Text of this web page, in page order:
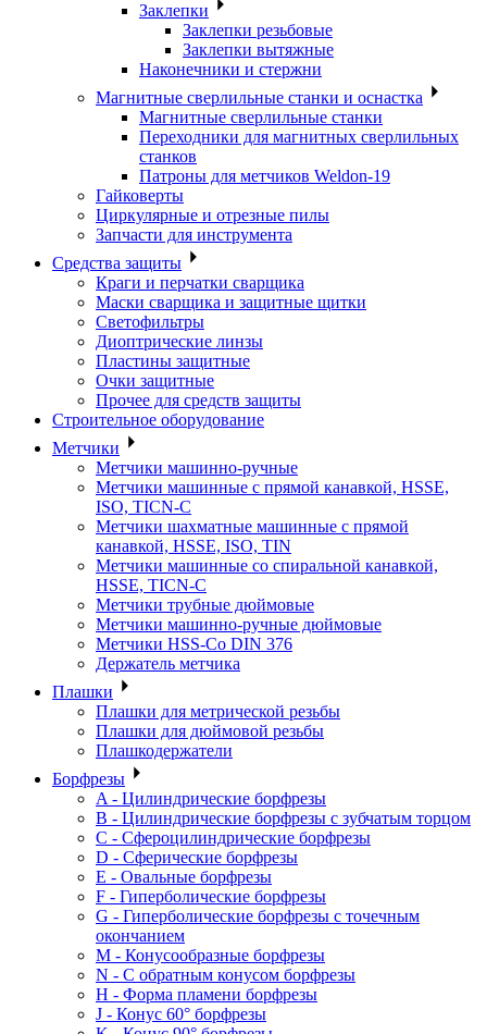
Заклепки
Заклепки резьбовые
Заклепки вытяжные
Наконечники и стержни
Магнитные сверлильные станки и оснастка
Магнитные сверлильные станки
Переходники для магнитных сверлильных
станков
Патроны для метчиков Weldon-19
Гайковерты
Циркулярные и отрезные пилы
Запчасти для инструмента
Средства защиты
Краги и перчатки сварщика
Маски сварщика и защитные щитки
Светофильтры
Диоптрические линзы
Пластины защитные
Очки защитные
Прочее для средств защиты
Строительное оборудование
Метчики
Метчики машинно-ручные
Метчики машинные с прямой канавкой, HSSE,
ISO, TICN-C
Метчики шахматные машинные с прямой
канавкой, HSSE, ISO, TIN
Метчики машинные со спиральной канавкой,
HSSE, TICN-C
Метчики трубные дюймовые
Метчики машинно-ручные дюймовые
Метчики HSS-Co DIN 376
Держатель метчика
Плашки
Плашки для метрической резьбы
Плашки для дюймовой резьбы
Плашкодержатели
Борфрезы
A - Цилиндрические борфрезы
B - Цилиндрические борфрезы с зубчатым торцом
C - Сфероцилиндрические борфрезы
D - Сферические борфрезы
E - Овальные борфрезы
F - Гиперболические борфрезы
G - Гиперболические борфрезы с точечным
окончанием
M - Конусообразные борфрезы
N - С обратным конусом борфрезы
H - Форма пламени борфрезы
J - Конус 60° борфрезы